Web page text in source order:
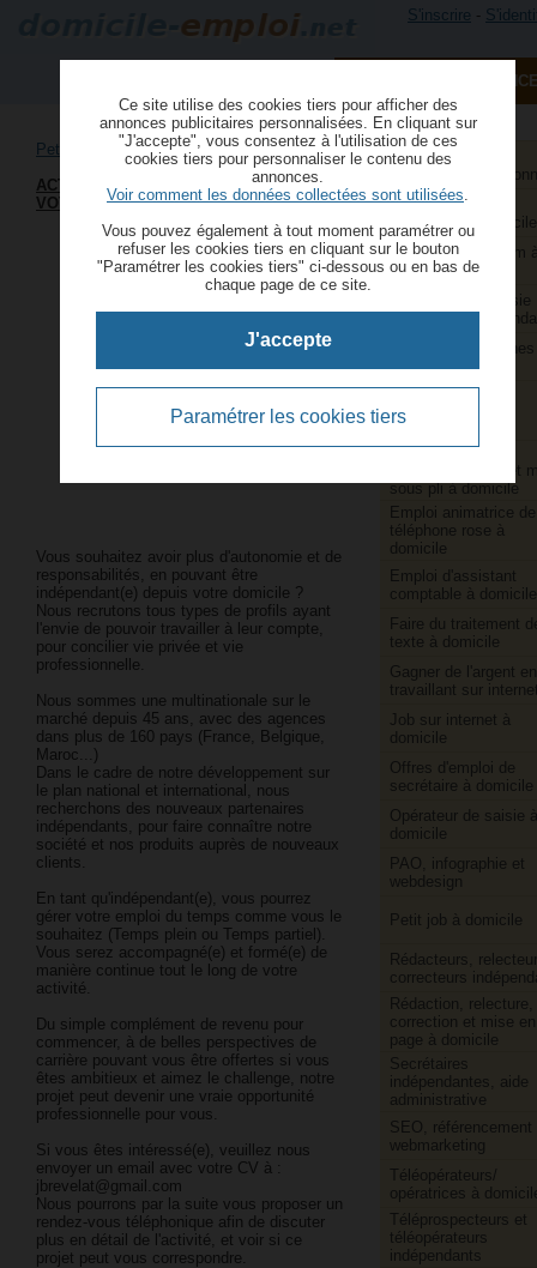
Ce site utilise des cookies tiers pour afficher des
annonces publicitaires personnalisées. En cliquant sur
"J'accepte", vous consentez à l'utilisation de ces
cookies tiers pour personnaliser le contenu des
annonces.
Voir comment les données collectées sont utilisées.
Vous pouvez également à tout moment paramétrer ou
refuser les cookies tiers en cliquant sur le bouton
"Paramétrer les cookies tiers" ci-dessous ou en bas de
chaque page de ce site.
J'accepte
Paramétrer les cookies tiers
S'inscrire -
PUBLIER UNE
Aide à domicile et
services à la
Aide ménagère et
repassage à domicile
Animatrice webcam
domicile
Assistants de saisie
comptable
Couture et
domicile
Couturières et
retoucheuses
indépendantes
Emballage,
conditionnement et
sous pli à domicile
Emploi animatrice de
téléphone rose à
domicile
Emploi d'assistant
comptable à domicile
Faire du traitement
texte à domicile
Gagner de l'argent en
travaillant sur
Job sur internet à
domicile
Offres d'emploi de
secrétaire à domicile
Opérateur de saisie à
domicile
PAO, infographie et
webdesign
Petit job à domicile
Rédacteurs,
correcteurs
Rédaction, relecture,
correction et mise en
page à domicile
Secrétaires
indépendantes, aide
administrative
SEO, référencement
webmarketing
Téléopérateurs/​
opératrices à
Téléprospecteurs et
téléopérateurs
indépendants
Petites annonces de travail à domicile
ACTIVITÉ INDÉPENDANTE DEPUIS
VOTRE DOMICILE
Vous souhaitez avoir plus d'autonomie et de
responsabilités, en pouvant être
indépendant(e) depuis votre domicile ?
Nous recrutons tous types de profils ayant
l'envie de pouvoir travailler à leur compte,
pour concilier vie privée et vie
professionnelle.
Nous sommes une multinationale sur le
marché depuis 45 ans, avec des agences
dans plus de 160 pays (France, Belgique,
Maroc...)
Dans le cadre de notre développement sur
le plan national et international, nous
recherchons des nouveaux partenaires
indépendants, pour faire connaître notre
société et nos produits auprès de nouveaux
clients.
En tant qu'indépendant(e), vous pourrez
gérer votre emploi du temps comme vous le
souhaitez (Temps plein ou Temps partiel).
Vous serez accompagné(e) et formé(e) de
manière continue tout le long de votre
activité.
Du simple complément de revenu pour
commencer, à de belles perspectives de
carrière pouvant vous être offertes si vous
êtes ambitieux et aimez le challenge, notre
projet peut devenir une vraie opportunité
professionnelle pour vous.
Si vous êtes intéressé(e), veuillez nous
envoyer un email avec votre CV à :
jbrevelat@gmail.com
Nous pourrons par la suite vous proposer un
rendez-vous téléphonique afin de discuter
plus en détail de l'activité, et voir si ce
projet peut vous correspondre.